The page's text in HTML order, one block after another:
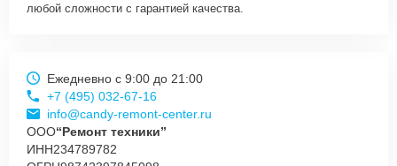
любой сложности с гарантией качества.
Ежедневно с 9:00 до 21:00
+7 (495) 032-67-16
info@candy-remont-center.ru
ООО“Ремонт техники”
ИНН234789782